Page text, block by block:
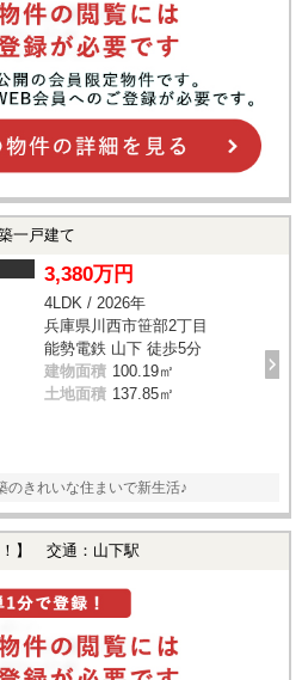
一戸建て
3,380万円
4LDK / 2026年
兵庫県川西市笹部2丁目
能勢電鉄 山下 徒歩5分
建物面積 100.19㎡
土地面積 137.85㎡
きれいな住まいで新生活♪
！】 交通：山下駅